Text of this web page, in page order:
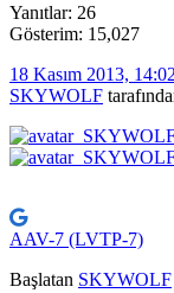
Yanıtlar: 26
Gösterim: 15,027
18 Kasım 2013,
SKYWOLF
AAV-7 (LVTP-7)
Başlatan SKYWOLF